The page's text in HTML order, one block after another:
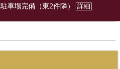
駐車場完備（東2件隣）
詳細